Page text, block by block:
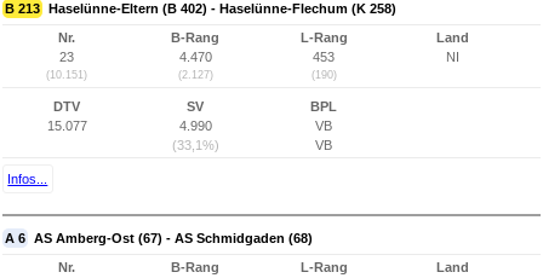
B 213 Haselünne-Eltern (B 402) - Haselünne-Flechum (K 258)
Nr.
23
(10.151)
B-Rang
4.470
(2.127)
L-Rang
453
(190)
Land
NI
DTV
15.077
SV
4.990
(33,1%)
BPL
VB
VB
Infos...
A 6 AS Amberg-Ost (67) - AS Schmidgaden (68)
Nr.
B-Rang
L-Rang
Land